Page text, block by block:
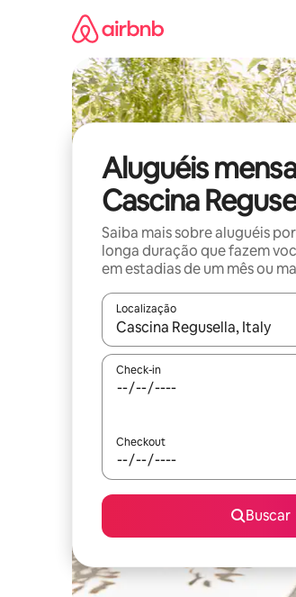
Aluguéis
Cascina
Saiba mais sobre aluguéis
longa duração que fazem
em estadias de um mês ou
Localização
Quando os resultados
Check-in
Checkout
Buscar